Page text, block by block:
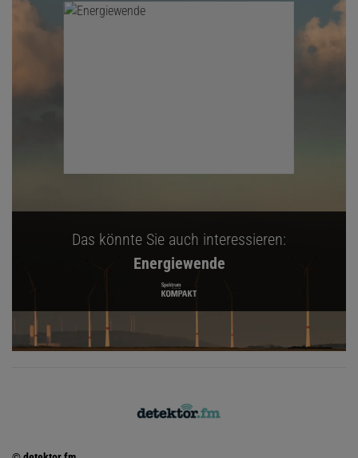
Das könnte Sie auch interessieren:
Energiewende